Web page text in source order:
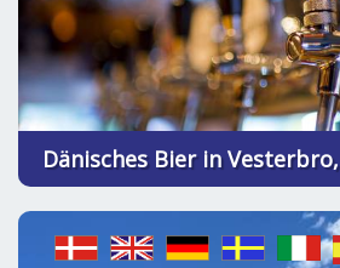
Dänisches Bier in